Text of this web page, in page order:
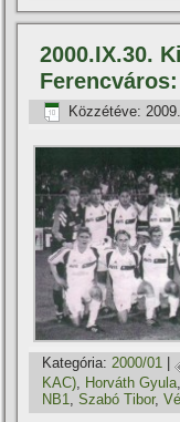
2000.IX.30.
Közzétéve:
Kategória: 2000/01 |
KAC)
Horváth Gyula
NB1,Szabó Tibor,